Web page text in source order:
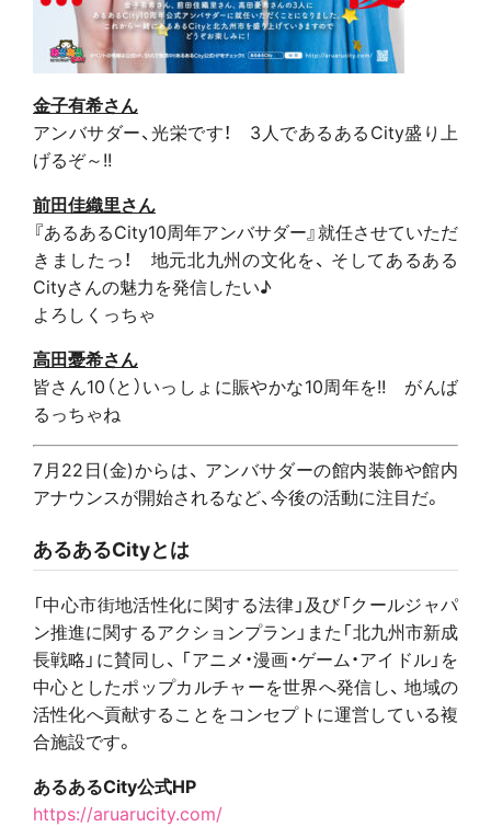
金子有希さん
アンバサダー、光栄です！ 3人であるあるCity盛り上
げるぞ～!!
前田佳織里さん
『あるあるCity10周年アンバサダー』就任させていただ
きましたっ！ 地元北九州の文化を、 そしてあるある
Cityさんの魅力を発信したい♪
よろしくっちゃ
高田憂希さん
皆さん10（と）いっしょに賑やかな10周年を!! がんば
るっちゃね
7月22日(金)からは、 アンバサダーの館内装飾や館内
アナウンスが開始されるなど、今後の活動に注目だ。
あるあるCityとは
「中心市街地活性化に関する法律」及び「クールジャパ
ン推進に関するアクションプラン」また「北九州市新成
長戦略」に賛同し、 「アニメ・漫画・ゲーム・アイドル」を
中心としたポップカルチャーを世界へ発信し、 地域の
活性化へ貢献することをコンセプトに運営している複
合施設です。
あるあるCity公式HP
https://aruarucity.com/